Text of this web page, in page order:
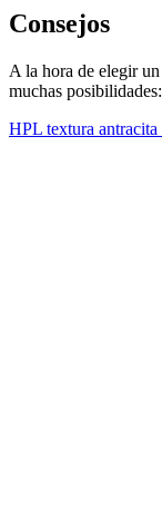
Consejos
A la hora de elegir
muchas posibilidades:
HPL textura